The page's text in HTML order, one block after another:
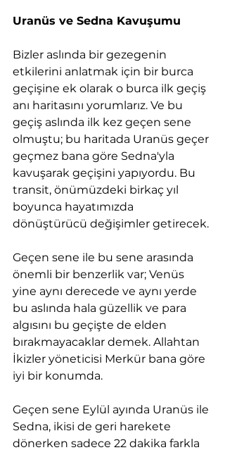
Uranüs ve Sedna Kavuşumu
Bizler aslında bir gezegenin
etkilerini anlatmak için bir burca
geçişine ek olarak o burca ilk geçiş
anı haritasını yorumlarız. Ve bu
geçiş aslında ilk kez geçen sene
olmuştu; bu haritada Uranüs geçer
geçmez bana göre Sedna'yla
kavuşarak geçişini yapıyordu. Bu
transit, önümüzdeki birkaç yıl
boyunca hayatımızda
dönüştürücü değişimler getirecek.
Geçen sene ile bu sene arasında
önemli bir benzerlik var; Venüs
yine aynı derecede ve aynı yerde
bu aslında hala güzellik ve para
algısını bu geçişte de elden
bırakmayacaklar demek. Allahtan
İkizler yöneticisi Merkür bana göre
iyi bir konumda.
Geçen sene Eylül ayında Uranüs ile
Sedna, ikisi de geri harekete
dönerken sadece 22 dakika farkla